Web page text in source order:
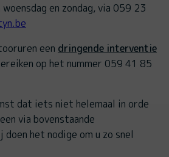
en zondag, via 059 23
een dringende interventie
op het nummer 059 41 85
dat iets niet helemaal in orde
via bovenstaande
het nodige om u zo snel